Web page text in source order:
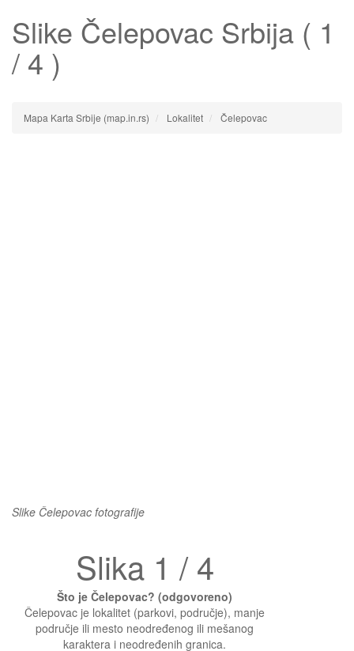
Slike Čelepovac Srbija ( 1
/ 4 )
Mapa Karta Srbije (map.in.rs) Lokalitet Čelepovac
Slike Čelepovac fotografije
Slika 1 / 4
Što je Čelepovac? (odgovoreno)
Čelepovac je lokalitet (parkovi, područje), manje
područje ili mesto neodređenog ili mešanog
karaktera i neodređenih granica.